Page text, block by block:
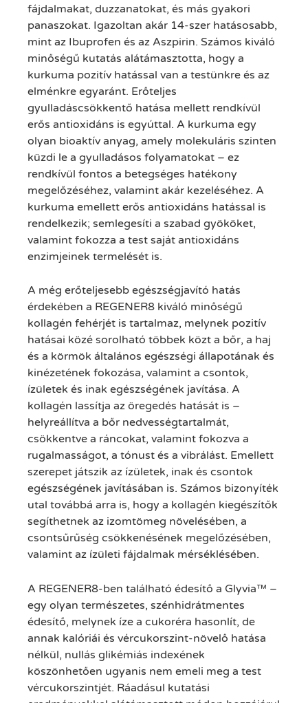
fájdalmakat, duzzanatokat, és más gyakori
panaszokat. Igazoltan akár 14-szer hatásosabb,
mint az Ibuprofen és az Aszpirin. Számos kiváló
minőségű kutatás alátámasztotta, hogy a
kurkuma pozitív hatással van a testünkre és az
elménkre egyaránt. Erőteljes
gyulladáscsökkentő hatása mellett rendkívül
erős antioxidáns is egyúttal. A kurkuma egy
olyan bioaktív anyag, amely molekuláris szinten
küzdi le a gyulladásos folyamatokat – ez
rendkívül fontos a betegséges hatékony
megelőzéséhez, valamint akár kezeléséhez. A
kurkuma emellett erős antioxidáns hatással is
rendelkezik; semlegesíti a szabad gyököket,
valamint fokozza a test saját antioxidáns
enzimjeinek termelését is.
A még erőteljesebb egészségjavító hatás
érdekében a REGENER8 kiváló minőségű
kollagén fehérjét is tartalmaz, melynek pozitív
hatásai közé sorolható többek közt a bőr, a haj
és a körmök általános egészségi állapotának és
kinézetének fokozása, valamint a csontok,
ízületek és inak egészségének javítása. A
kollagén lassítja az öregedés hatását is –
helyreállítva a bőr nedvességtartalmát,
csökkentve a ráncokat, valamint fokozva a
rugalmasságot, a tónust és a vibrálást. Emellett
szerepet játszik az ízületek, inak és csontok
egészségének javításában is. Számos bizonyíték
utal továbbá arra is, hogy a kollagén kiegészítők
segíthetnek az izomtömeg növelésében, a
csontsűrűség csökkenésének megelőzésében,
valamint az ízületi fájdalmak mérséklésében.
A REGENER8-ben található édesítő a Glyvia™ –
egy olyan természetes, szénhidrátmentes
édesítő, melynek íze a cukoréra hasonlít, de
annak kalóriái és vércukorszint-növelő hatása
nélkül, nullás glikémiás indexének
köszönhetően ugyanis nem emeli meg a test
vércukorszintjét. Ráadásul kutatási